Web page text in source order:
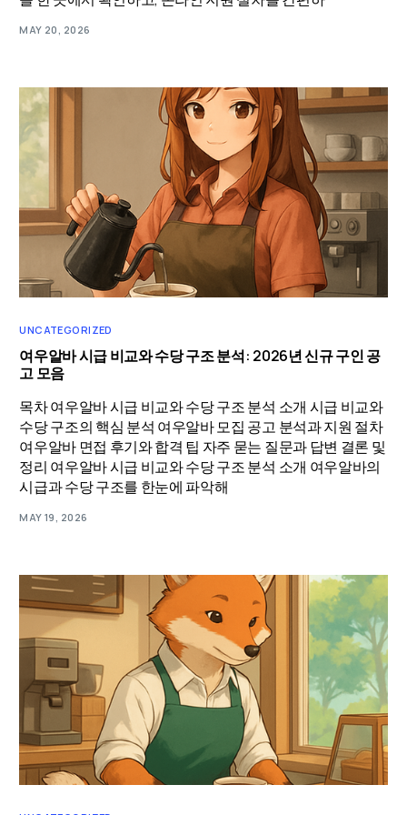
MAY 20, 2026
UNCATEGORIZED
여우알바 시급 비교와 수당 구조 분석: 2026년 신규 구인 공
고 모음
목차 여우알바 시급 비교와 수당 구조 분석 소개 시급 비교와
수당 구조의 핵심 분석 여우알바 모집 공고 분석과 지원 절차
여우알바 면접 후기와 합격 팁 자주 묻는 질문과 답변 결론 및
정리 여우알바 시급 비교와 수당 구조 분석 소개 여우알바의
시급과 수당 구조를 한눈에 파악해
MAY 19, 2026